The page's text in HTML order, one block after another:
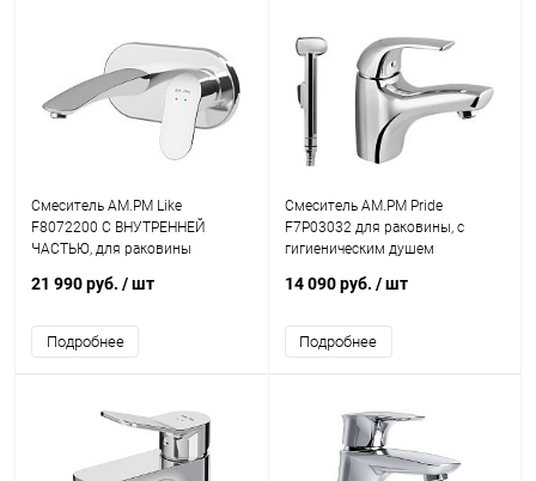
Смеситель AM.PM Like
F8072200 С ВНУТРЕННЕЙ
ЧАСТЬЮ, для раковины
21 990 руб. / шт
Подробнее
Смеситель AM.PM Pride
F7P03032 для раковины, с
гигиеническим душем
14 090 руб. / шт
Подробнее